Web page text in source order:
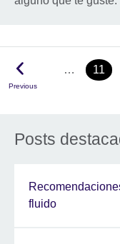
Previous
… 11
Posts
fluido